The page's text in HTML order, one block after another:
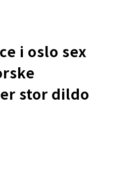
i oslo sex
stor dildo